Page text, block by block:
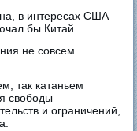
в интересах США
бы Китай.
не совсем
так катаньем
свободы
и ограничений,